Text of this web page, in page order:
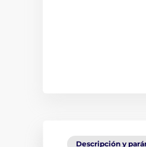
Descripción y